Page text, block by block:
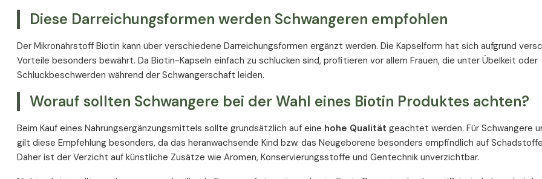
Diese Darreichungsformen werden Schwangeren empfohlen
Der Mikronährstoff Biotin kann über verschiedene Darreichungsformen ergänzt werden. Die Kapselform hat sich aufgrund
Vorteile besonders bewährt. Da Biotin-Kapseln einfach zu schlucken sind, profitieren vor allem Frauen, die unter Übelkeit oder
Schluckbeschwerden während der Schwangerschaft leiden.
Worauf sollten Schwangere bei der Wahl eines Biotin Produktes achten?
Beim Kauf eines Nahrungsergänzungsmittels sollte grundsätzlich auf eine hohe Qualität geachtet werden. Für Schwangere
gilt diese Empfehlung besonders, da das heranwachsende Kind bzw. das Neugeborene besonders empfindlich auf
Daher ist der Verzicht auf künstliche Zusätze wie Aromen, Konservierungsstoffe und Gentechnik unverzichtbar.